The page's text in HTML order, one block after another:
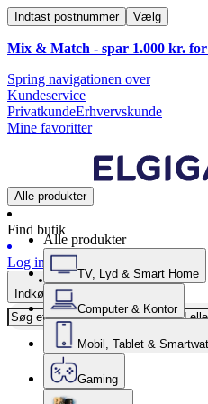
Indtast postnummer Vælg
Mix & Match - spar 1.000 kr.
Spring navigationen over
Kundeservice
PrivatkundeErhvervskunde
Mine favoritter
Alle produkter
Find butik
Log ind
Indkøbskurv
Alle produkter
TV, Lyd & Smart Home
Computer & Kontor
Mobil, Tablet &
Gaming